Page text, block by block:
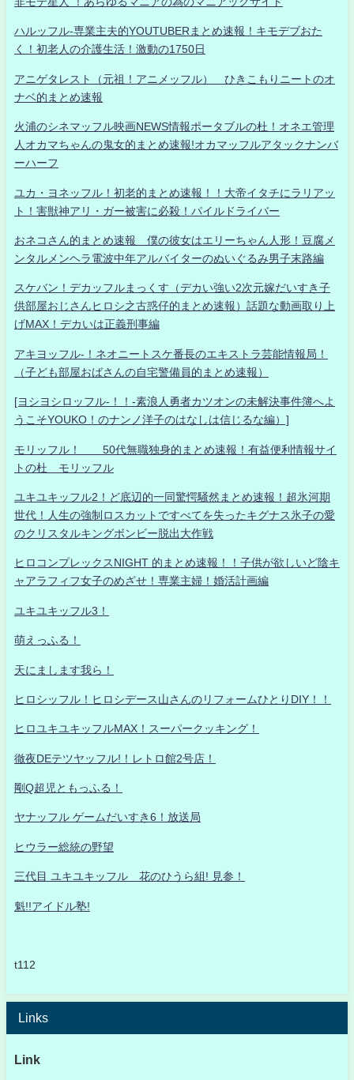
ハルッフル-専業主夫的YOUTUBERまとめ速報！キモデブおた
く！初老人の介護生活！激動の1750日
アニゲタレスト（元祖！アニメッフル） ひきこもりニートのオ
ナベ的まとめ速報
火浦のシネマッフル映画NEWS情報ポータブルの杜！オネエ管理
人オカマちゃんの鬼女的まとめ速報!オカマッフルアタックナンバ
ーハーフ
ユカ・ヨネッフル！初老的まとめ速報！！大帝イタチにラリアッ
ト！害獣神アリ・ガー被害に必殺！パイルドライバー
おネコさん的まとめ速報 僕の彼女はエリーちゃん人形！豆腐メ
ンタルメンヘラ電波中年アルバイターのぬいぐるみ男子末路編
スケバン！デカッフルまっくす（デカい強い2次元嫁だいすき子
供部屋おじさんヒロシ之古惑仔的まとめ速報）話題な動画取り上
げMAX！デカいは正義刑事編
アキヨッフル-！ネオニートスケ番長のエキストラ芸能情報局！
（子ども部屋おばさんの自宅警備員的まとめ速報）
[ヨシヨシロッフル-！！-素浪人勇者カツオンの未解決事件簿へよ
うこそYOUKO！のナンノ洋子のはなしは信じるな編）]
モリッフル！ 50代無職独身的まとめ速報！有益便利情報サイ
トの杜 モリッフル
ユキユキッフル2！ど底辺的一同驚愕騒然まとめ速報！超氷河期
世代！人生の強制ロスカットですべてを失ったキグナス氷子の愛
のクリスタルキングボンビー脱出大作戦
ヒロコンプレックスNIGHT 的まとめ速報！！子供が欲しいど陰キ
ャアラフィフ女子のめざせ！専業主婦！婚活計画編
ユキユキッフル3！
萌えっふる！
天にまします我ら！
ヒロシッフル！ヒロシデース山さんのリフォームひとりDIY！！
ヒロユキユキッフルMAX！スーパークッキング！
徹夜DEテツヤッフル!！レトロ館2号店！
剛Q超児ともっふる！
ヤナッフル ゲームだいすき6！放送局
ヒウラー総統の野望
三代目 ユキユキッフル 花のひうら組! 見参！
魁!!アイドル塾!
t112
Links
Link